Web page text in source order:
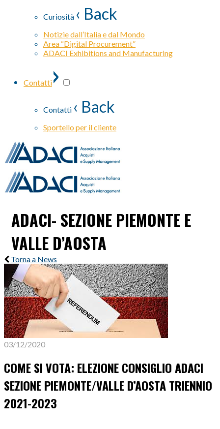
Curiosità ‹ Back
Notizie dall’Italia e dal Mondo
Area “Digital Procurement”
ADACI Exhibitions and Manufacturing
Contatti›
Contatti ‹ Back
Sportello per il cliente
ADACI- SEZIONE PIEMONTE E
VALLE D’AOSTA
Torna a News
03/12/2020
COME SI VOTA: ELEZIONE CONSIGLIO ADACI
SEZIONE PIEMONTE/VALLE D’AOSTA TRIENNIO
2021-2023